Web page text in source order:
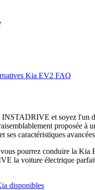
Kia EV2 FAQ
et soyez l'un
proposée
ses caractéristiques
pourrez conduire la Kia
la voiture électrique
disponibles